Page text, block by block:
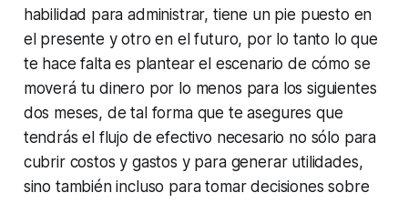
habilidad para administrar, tiene un pie puesto en
el presente y otro en el futuro, por lo tanto lo que
te hace falta es plantear el escenario de cómo se
moverá tu dinero por lo menos para los siguientes
dos meses, de tal forma que te asegures que
tendrás el flujo de efectivo necesario no sólo para
cubrir costos y gastos y para generar utilidades,
sino también incluso para tomar decisiones sobre